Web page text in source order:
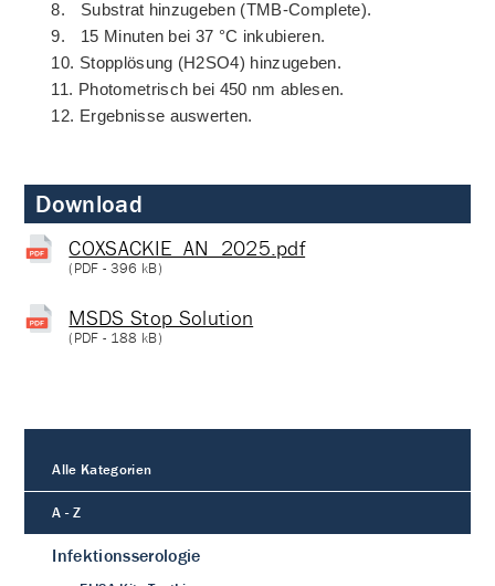
8.
Substrat hinzugeben (TMB-Complete).
9.
15 Minuten bei 37 °C inkubieren.
10. Stopplösung (H2SO4) hinzugeben.
11. Photometrisch bei 450 nm ablesen.
12. Ergebnisse auswerten.
Download
COXSACKIE_AN_2025.pdf
(PDF - 396 kB)
MSDS Stop Solution
(PDF - 188 kB)
Alle Kategorien
A - Z
Infektionsserologie